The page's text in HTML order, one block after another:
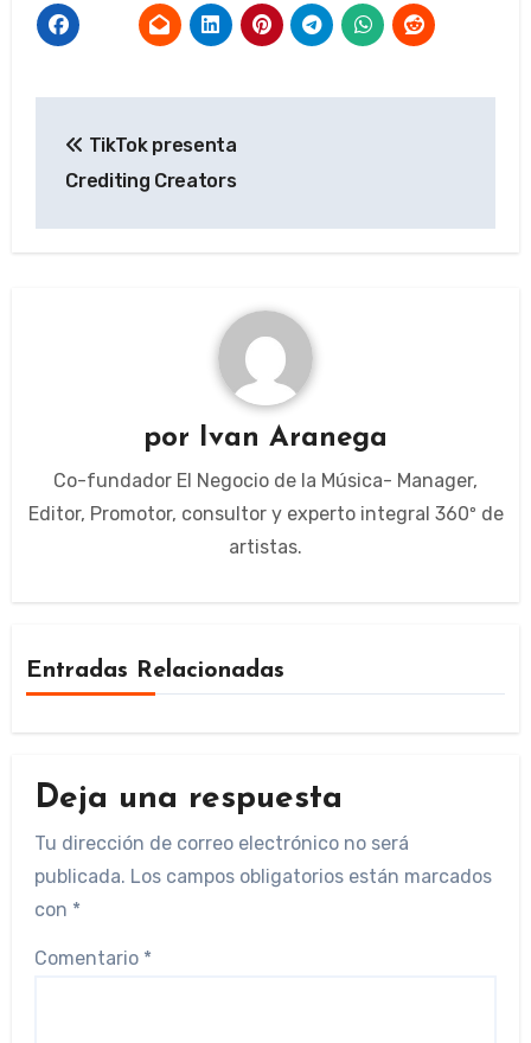
de
TikTok presenta
Crediting Creators
por Ivan Aranega
Co-fundador El Negocio de la Música- Manager,
Editor, Promotor, consultor y experto integral 360º de
artistas.
Entradas Relacionadas
Deja una respuesta
Tu dirección de correo electrónico no será
publicada. Los campos obligatorios están marcados
con *
Comentario *